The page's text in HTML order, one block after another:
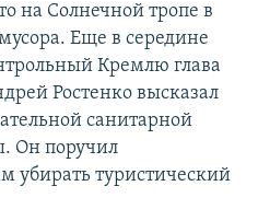
на Солнечной тропе в
Еще в середине
Кремлю глава
Ростенко высказал
санитарной
Он поручил
убирать туристический